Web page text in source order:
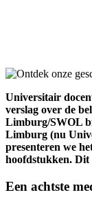
Universitair
verslag over de
Limburg/SWOL
Limburg (nu
presenteren we
hoofdstukken. Dit
Een achtste